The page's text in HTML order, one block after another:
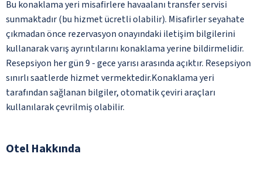
Bu konaklama yeri misafirlere havaalanı transfer servisi
sunmaktadır (bu hizmet ücretli olabilir). Misafirler seyahate
çıkmadan önce rezervasyon onayındaki iletişim bilgilerini
kullanarak varış ayrıntılarını konaklama yerine bildirmelidir.
Resepsiyon her gün 9 - gece yarısı arasında açıktır. Resepsiyon
sınırlı saatlerde hizmet vermektedir.Konaklama yeri
tarafından sağlanan bilgiler, otomatik çeviri araçları
kullanılarak çevrilmiş olabilir.
Otel Hakkında